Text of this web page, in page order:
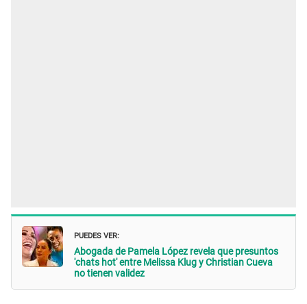
PUEDES VER:
Abogada de Pamela López revela que presuntos
'chats hot' entre Melissa Klug y Christian Cueva
no tienen validez